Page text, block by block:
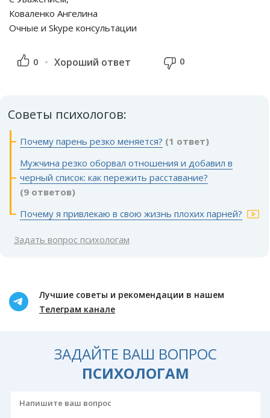
Коваленко Ангелина
Очные и Skype консультации
0 Хороший ответ 0
Советы психологов:
Почему парень резко меняется? (1 ответ)
Мужчина резко оборвал отношения и добавил в
черный список: как пережить расставание?
(9 ответов)
Почему я привлекаю в свою жизнь плохих парней?
Задать вопрос психологам
Лучшие советы и рекомендации в нашем
Телеграм канале
ЗАДАЙТЕ ВАШ ВОПРОС
ПСИХОЛОГАМ